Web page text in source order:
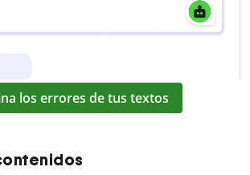
los errores de tus textos